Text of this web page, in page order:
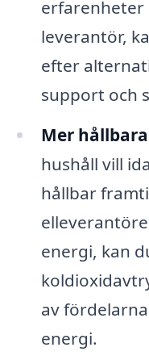
erfarenheter
leverantör,
efter
support och
Mer
hushåll vill
hållbar
energi, kan
av
energi.